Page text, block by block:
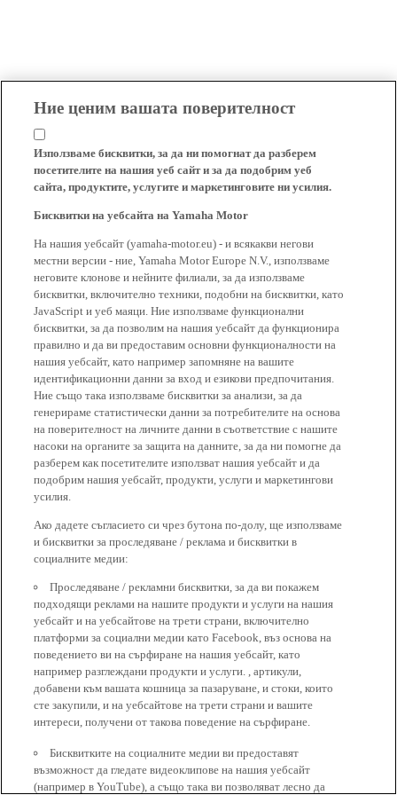
Ние ценим вашата поверителност
Използваме бисквитки, за да ни помогнат да разберем
посетителите на нашия уеб сайт и за да подобрим уеб
сайта, продуктите, услугите и маркетинговите ни усилия.
Бисквитки на уебсайта на Yamaha Motor
На нашия уебсайт (yamaha-motor.eu) - и всякакви негови
местни версии - ние, Yamaha Motor Europe N.V., използваме
неговите клонове и нейните филиали, за да използваме
бисквитки, включително техники, подобни на бисквитки, като
JavaScript и уеб маяци. Ние използваме функционални
бисквитки, за да позволим на нашия уебсайт да функционира
правилно и да ви предоставим основни функционалности на
нашия уебсайт, като например запомняне на вашите
идентификационни данни за вход и езикови предпочитания.
Ние също така използваме бисквитки за анализи, за да
генерираме статистически данни за потребителите на основа
на поверителност на личните данни в съответствие с нашите
насоки на органите за защита на данните, за да ни помогне да
разберем как посетителите използват нашия уебсайт и да
подобрим нашия уебсайт, продукти, услуги и маркетингови
усилия.
Ако дадете съгласието си чрез бутона по-долу, ще използваме
и бисквитки за проследяване / реклама и бисквитки в
социалните медии:
Проследяване / рекламни бисквитки, за да ви покажем
подходящи реклами на нашите продукти и услуги на нашия
уебсайт и на уебсайтове на трети страни, включително
платформи за социални медии като Facebook, въз основа на
поведението ви на сърфиране на нашия уебсайт, като
например разглеждани продукти и услуги. , артикули,
добавени към вашата кошница за пазаруване, и стоки, които
сте закупили, и на уебсайтове на трети страни и вашите
интереси, получени от такова поведение на сърфиране.
Бисквитките на социалните медии ви предоставят
възможност да гледате видеоклипове на нашия уебсайт
(например в YouTube), а също така ви позволяват лесно да